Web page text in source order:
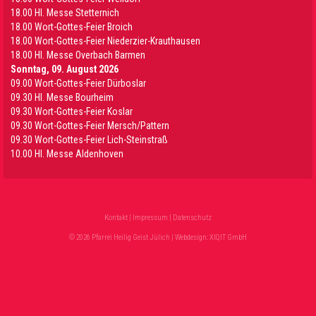
18.00 Hl. Messe Stetternich
18.00 Wort-Gottes-Feier Broich
18.00 Wort-Gottes-Feier Niederzier-Krauthausen
18.00 Hl. Messe Overbach Barmen
Sonntag, 09. August 2026
09.00 Wort-Gottes-Feier Dürboslar
09.30 HI. Messe Bourheim
09.30 Wort-Gottes-Feier Koslar
09.30 Wort-Gottes-Feier Mersch/Pattern
09.30 Wort-Gottes-Feier Lich-Steinstraß
10.00 Hl. Messe Aldenhoven
Kontakt | Impressum | Datenschutz
© 2026 Pfarrei Heilig Geist Jülich | Webdesign:XIQIT GmbH